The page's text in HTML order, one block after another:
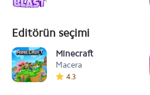
Editörün seçimi
Minecraft
Macera
4.3